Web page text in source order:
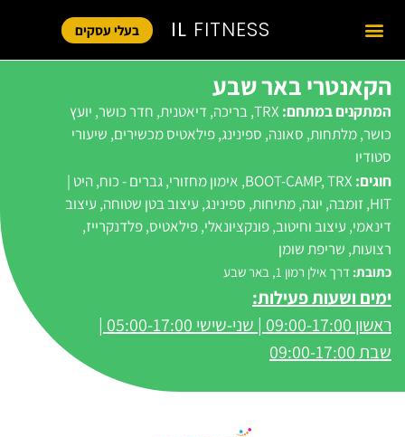
IL FITNESS בעלי עסקים
הקאנטרי באר שבע
המתקנים במתחם: TRX
,בריכה, דיאטנית, חדר כושר, יועץ
כושר,מלתחות, סאונה, ספינינג,פילאטיס מכשירים, שיעורי
סטודיו
חוגים:
BOOT-CAMP,TRX
, אימון מחזורי,גברים - כוח,היט |
HIT
, זומבה, יוגה,מתיחות, ספינינג, עיצוב בטן שטוחה, עיצוב
דינאמי, עיצוב וחיטוב,פונקציונאלי,פילאטיס,פלדנקרייז,
רצועות, שריפת שומן
כתובת: דרך אילן רמון 1, באר שבע
ימים ושעות פעילות:
ראשון
09:00-17:00 | שני-שישי 05:00-17:00 |
שבת 09:00-17:00